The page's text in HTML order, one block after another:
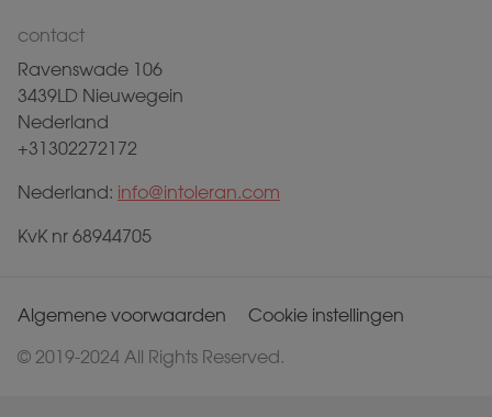
contact
Ravenswade 106
3439LD Nieuwegein
Nederland
+31302272172
Nederland: info@intoleran.com
KvK nr 68944705
© 2019-2024 All Rights Reserved.
Algemene voorwaarden Cookie instellingen